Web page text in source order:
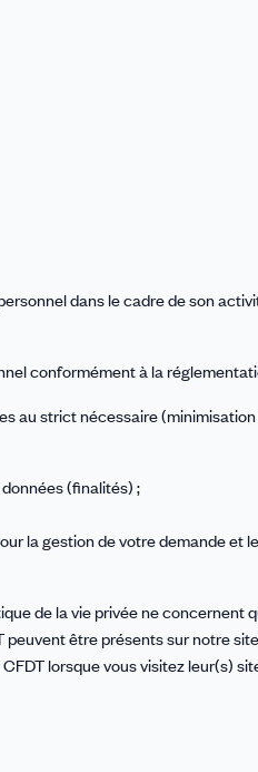
dans le cadre de son
conformément à la
au strict nécessaire (minimisation
(finalités) ;
la gestion de votre demande et
de la vie privée ne concernent
être présents sur notre
lorsque vous visitez leur(s)